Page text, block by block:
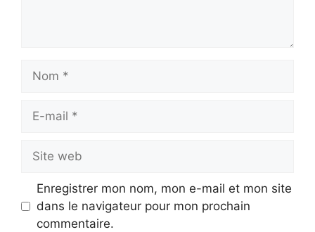
Nom
Site
web
Enregistrer mon nom, mon e-mail et mon site
dans le navigateur pour mon prochain
commentaire.